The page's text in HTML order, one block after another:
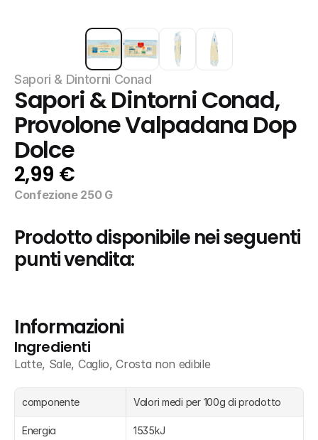
Sapori & Dintorni Conad
Sapori & Dintorni Conad,
Provolone Valpadana Dop
Dolce
2,99 €
Confezione 250 G
Prodotto disponibile nei seguenti
punti vendita:
Informazioni
Ingredienti
Latte, Sale, Caglio, Crosta non edibile
componente Valori medi per 100g di prodotto
Energia 1535kJ